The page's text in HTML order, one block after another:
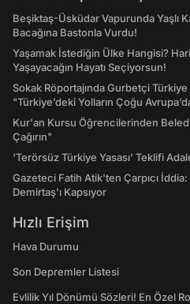
Beşiktaş-Üsküdar Vapurunda Yaşlı
Bacağına Bastonla Vurdu!
Yaşamak İstediğin Ülke Hangisi?
Yaşayacağın Hayatı Seçiyorsun!
Sokak Röportajında Gurbetçi Türkiye
"Türkiye’deki Yolların Çoğu
Kur'an Kursu Öğrencilerinden
Çağırın"
‘Terörsüz Türkiye Yasası’ Teklifi
Gazeteci Fatih Atik'ten Çarpıcı
Demirtaş'ı Kapsıyor
Hızlı Erişim
Hava Durumu
Son Depremler Listesi
Evlilik Yıl Dönümü Sözleri! En Özel